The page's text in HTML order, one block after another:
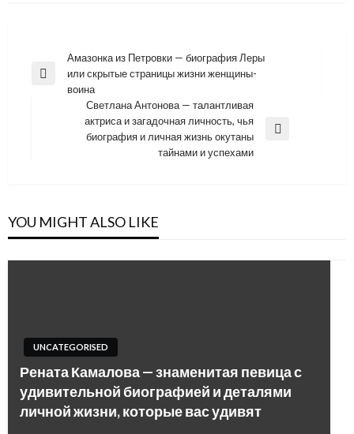
Навигация
по
записям
Previous
Амазонка из Петровки — биография Леры
или скрытые страницы жизни женщины-
воина
Светлана Антонова — талантливая
актриса и загадочная личность, чья
биография и личная жизнь окутаны
тайнами и успехами
YOU MIGHT ALSO LIKE
UNCATEGORISED
Рената Камалова — знаменитая певица с
удивительной биографией и деталями
личной жизни, которые вас удивят